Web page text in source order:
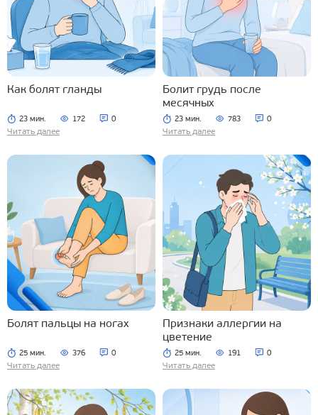
Как болят гланды
23 мин. 172 0
Читать далее
Болит грудь после
месячных
23 мин. 783 0
Читать далее
Болят пальцы на ногах
25 мин. 376 0
Читать далее
Признаки аллергии на
цветение
25 мин. 191 0
Читать далее